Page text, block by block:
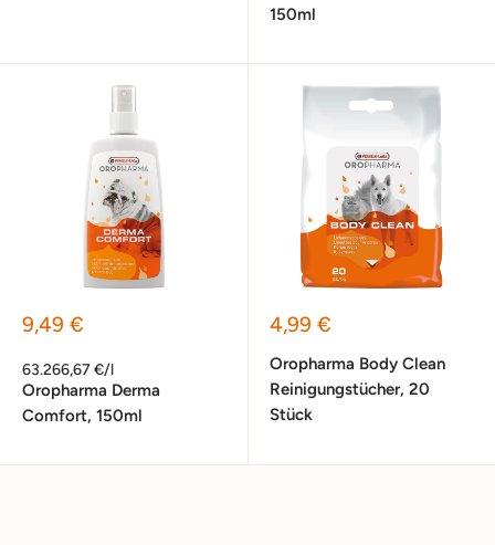
150ml
Sonderpreis
9,49 €
63.266,67 €/l
Oropharma Derma
Comfort, 150ml
Sonderpreis
4,99 €
Oropharma Body Clean
Reinigungstücher, 20
Stück